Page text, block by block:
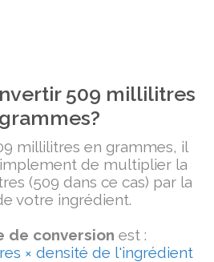
509 millilitres
millilitres en grammes, il
de multiplier la
(509 dans ce cas) par la
votre ingrédient.
de conversion est :
× densité de l'ingrédient